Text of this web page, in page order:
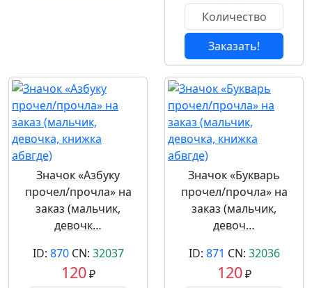
Заказать!
Значок «Азбуку
прочел/прочла» на
заказ (мальчик,
девочк…
ID: 870CN: 32037
120₽
Значок «Букварь
прочел/прочла» на
заказ (мальчик,
девоч…
ID: 871 CN: 32036
120₽